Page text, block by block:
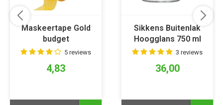
Maskeertape Gold
budget
5 reviews
4,83
Sikkens Buitenlak
Hoogglans 750 ml
RAL 10133 reviews
36,00